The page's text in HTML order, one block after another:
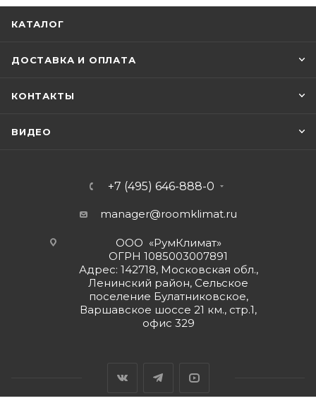
КАТАЛОГ
ДОСТАВКА И ОПЛАТА
КОНТАКТЫ
ВИДЕО
+7 (495) 646-888-0
manager@roomklimat.ru
ООО «РумКлимат»
ОГРН 1085003007891
Адрес: 142718, Московская обл.,
Ленинский район, Сельское
поселение Булатниковское,
Варшавское шоссе 21 км., стр.1,
офис 329